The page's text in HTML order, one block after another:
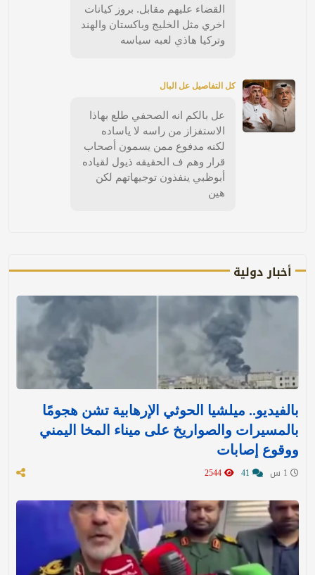
القضاء عليهم مقابل. بروز كيانات
اخري مثل الخليج وباكستان والهند
وتركيا هاذي لعبه سياسه
كل التفاصيل عل البال
عل بالكم انه الصحفي طلع بهاذا
الاستفزاز من راسه لا ياساده
لكنه مدفوع ممن يسمون أصحاب
قرار وهم ف الحقيقه ذيول لقياده
أبوظبي ينفذون توجيهاتهم لكن
هين
أخبار دولية
بالفيديو.. ميلشيا الحوثي الإرهابية تشن هجومًا
بالمسيرات والصواريخ على ميناء المخا اليمني
ووقوع إصابات